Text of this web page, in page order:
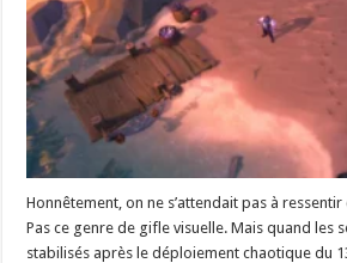
Honnêtement, on ne s’attendait pas à
Pas ce genre de gifle visuelle. Mais quand les
stabilisés après le déploiement chaotique du